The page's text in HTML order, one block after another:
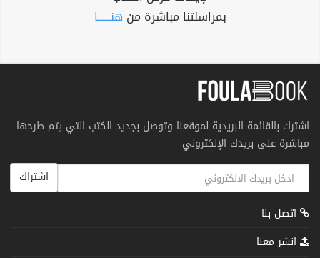
بمراسلتنا مباشرة من هنــــــا
اشترك بالقائمة البريدية لموقعنا وتوصل بجديد الكتب التي يتم طرحها
مباشرة على بريدك الإلكتروني
اشتراك
اتصل بنا
انشر معنا